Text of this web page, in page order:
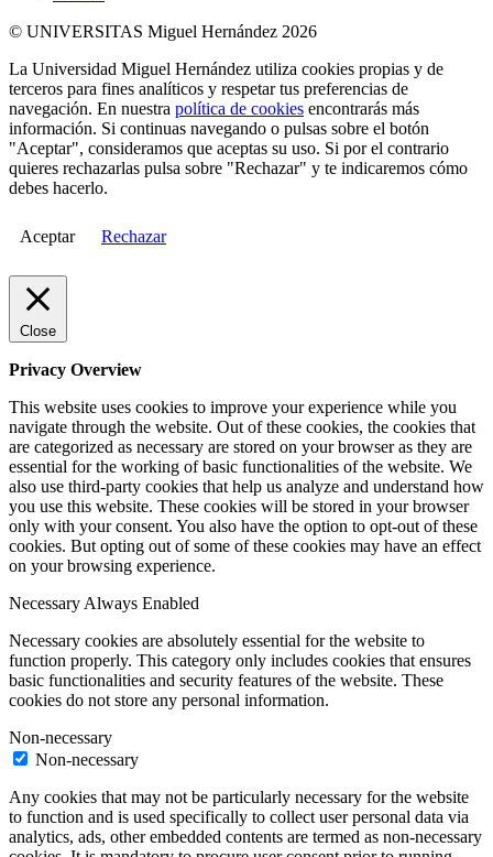
© UNIVERSITAS Miguel Hernández 2026
La Universidad Miguel Hernández utiliza cookies propias y de
terceros para fines analíticos y respetar tus preferencias de
navegación. En nuestra política de cookies encontrarás más
información. Si continuas navegando o pulsas sobre el botón
"Aceptar", consideramos que aceptas su uso. Si por el contrario
quieres rechazarlas pulsa sobre "Rechazar" y te indicaremos cómo
debes hacerlo.
Aceptar Rechazar
Close
Privacy Overview
This website uses cookies to improve your experience while you
navigate through the website. Out of these cookies, the cookies that
are categorized as necessary are stored on your browser as they are
essential for the working of basic functionalities of the website. We
also use third-party cookies that help us analyze and understand how
you use this website. These cookies will be stored in your browser
only with your consent. You also have the option to opt-out of these
cookies. But opting out of some of these cookies may have an effect
on your browsing experience.
Necessary Always Enabled
Necessary cookies are absolutely essential for the website to
function properly. This category only includes cookies that ensures
basic functionalities and security features of the website. These
cookies do not store any personal information.
Non-necessary
Non-necessary
Any cookies that may not be particularly necessary for the website
to function and is used specifically to collect user personal data via
analytics, ads, other embedded contents are termed as non-necessary